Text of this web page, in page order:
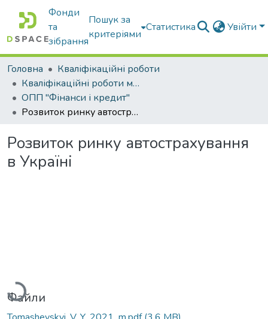
Фонди
та
зібрання
Пошук за
критеріями
Статистика Увійти
Головна
Кваліфікаційні роботи
Кваліфікаційні роботи магістрів
ОПП "Фінанси і кредит"
Розвиток ринку автострахування в Україні
Розвиток ринку автострахування
в Україні
Вантажиться...
Файли